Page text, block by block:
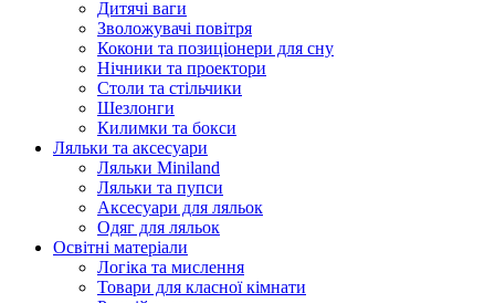
Дитячі ваги
Зволожувачі повітря
Кокони та позиціонери для сну
Нічники та проектори
Столи та стільчики
Шезлонги
Килимки та бокси
Ляльки та аксесуари
Ляльки Miniland
Ляльки та пупси
Аксесуари для ляльок
Одяг для ляльок
Освітні матеріали
Логіка та мислення
Товари для класної кімнати